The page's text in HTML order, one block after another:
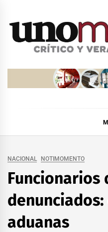
NACIONAL NOTIMOMENTO
Funcionarios
aduanas